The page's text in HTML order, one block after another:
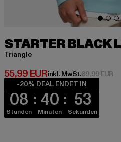
STARTER BLACK
Triangle
55,99 EUR
Derzeitiger Preis: 55,99 EUR
inkl. MwSt.69,99 EUR
-20% DEAL ENDET IN
08
Stunden
40
Minuten
53
Sekunden